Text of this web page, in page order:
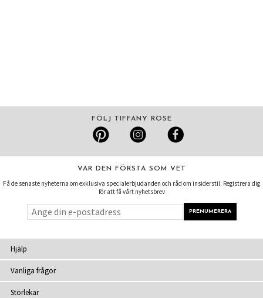
FÖLJ TIFFANY ROSE
VAR DEN FÖRSTA SOM VET
Få de senaste nyheterna om exklusiva specialerbjudanden och råd om insiderstil. Registrera dig
för att få vårt nyhetsbrev
Hjälp
Vanliga frågor
Storlekar